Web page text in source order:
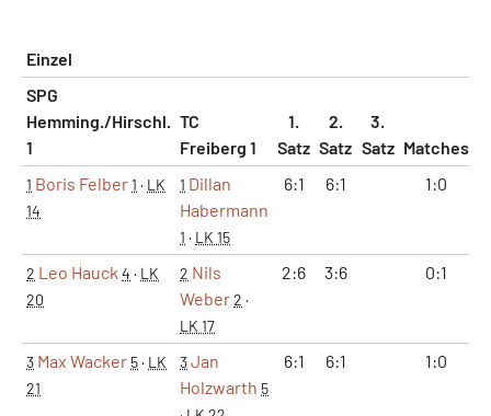
Einzel
SPG
Hemming./Hirschl.
1
TC
Freiberg 1
1.
Satz
2.
Satz
3.
Satz Matches
1 Boris Felber1 · LK
14
1 Dillan
Habermann
1 · LK 15
6:1 6:1 1:0
2 Leo Hauck 4 · LK
20
2 Nils
Weber2 ·
LK 17
2:6 3:6 0:1
3 Max Wacker 5· LK
21
3Jan
Holzwarth 5
6:1 6:1 1:0